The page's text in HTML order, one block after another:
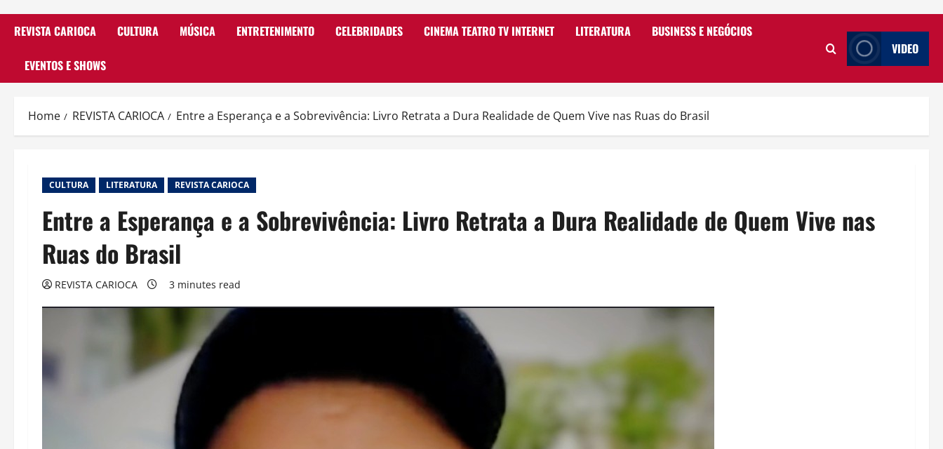
REVISTA CARIOCA CULTURA MÚSICA ENTRETENIMENTO CELEBRIDADES CINEMA TEATRO TV INTERNET LITERATURA BUSINESS E NEGÓCIOS
EVENTOS E SHOWS
VIDEO
Home REVISTA CARIOCA Entre a Esperança e a Sobrevivência: Livro Retrata a Dura Realidade de Quem Vive nas Ruas do Brasil
CULTURA LITERATURA REVISTA CARIOCA
Entre a Esperança e a Sobrevivência: Livro Retrata a Dura Realidade de Quem Vive nas
Ruas do Brasil
REVISTA CARIOCA 3 minutes read